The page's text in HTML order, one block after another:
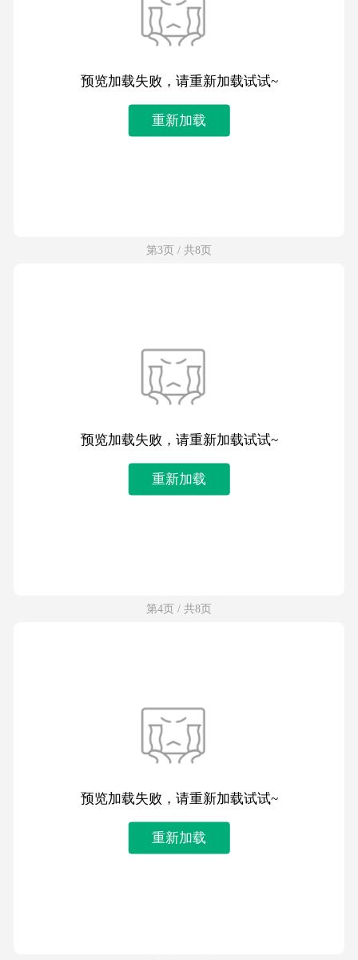
预览加载失败，请重新加载试试~
重新加载
第3页 / 共8页
预览加载失败，请重新加载试试~
重新加载
第4页 / 共8页
预览加载失败，请重新加载试试~
重新加载